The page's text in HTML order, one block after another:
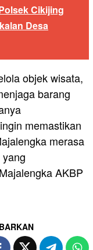
Cikijing
Desa
objek wisata,
barang
memastikan
merasa
AKBP